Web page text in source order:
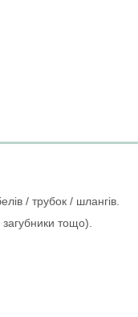
/ трубок / шлангів.
тощо).